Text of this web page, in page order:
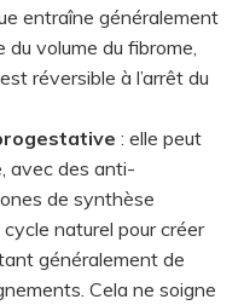
entraîne généralement
volume du fibrome,
réversible à l’arrêt du
: elle peut
avec des anti-
de synthèse
naturel pour créer
généralement de
Cela ne soigne